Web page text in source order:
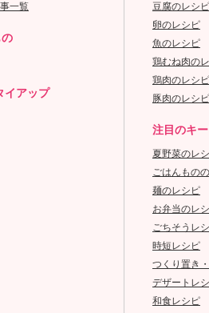
一覧
イアップ
豆腐のレシピ
卵のレシピ
魚のレシピ
鶏むね肉の
鶏肉のレシピ
豚肉のレシピ
注目のキ
夏野菜のレ
ごはんもの
麺のレシピ
お弁当のレ
ごちそうレ
時短レシピ
つくり置き
デザートレ
和食レシピ